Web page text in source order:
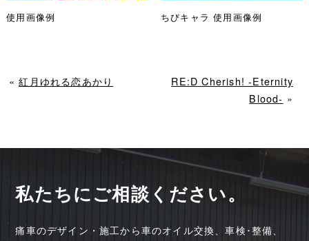
使用画像例 ちびキャラ 使用画像例
«紅月ゆれる恋あかり
RE:D Cherish! -Eternity
Blood- »
私たちにご相談ください。
痛車のデザイン・施工から車のオイル交換、車検･整備、